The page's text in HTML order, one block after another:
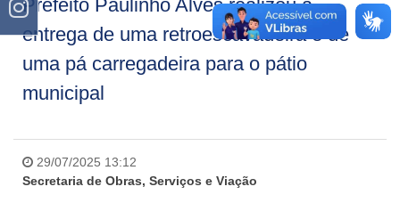
Prefeito Paulinho Alves realizou a
entrega de uma retroescavadeira e de
uma pá carregadeira para o pátio
municipal
29/07/2025 13:12
Secretaria de Obras, Serviços e Viação